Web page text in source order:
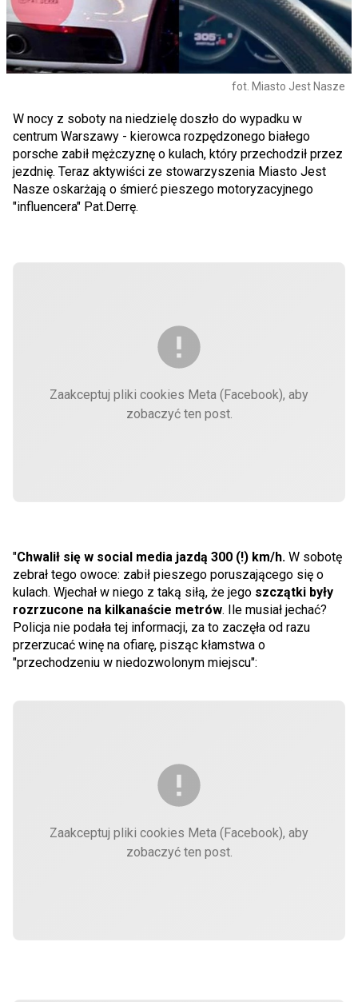
fot. Miasto Jest Nasze
W nocy z soboty na niedzielę doszło do wypadku w
centrum Warszawy - kierowca rozpędzonego białego
porsche zabił mężczyznę o kulach, który przechodził przez
jezdnię. Teraz aktywiści ze stowarzyszenia Miasto Jest
Nasze oskarżają o śmierć pieszego motoryzacyjnego
"influencera" Pat.Derrę.
Zaakceptuj pliki cookies Meta (Facebook), aby
zobaczyć ten post.
"Chwalił się w social media jazdą 300 (!) km/h. W sobotę
zebrał tego owoce: zabił pieszego poruszającego się o
kulach. Wjechał w niego z taką siłą, że jego szczątki były
rozrzucone na kilkanaście metrów. Ile musiał jechać?
Policja nie podała tej informacji, za to zaczęła od razu
przerzucać winę na ofiarę, pisząc kłamstwa o
"przechodzeniu w niedozwolonym miejscu":
Zaakceptuj pliki cookies Meta (Facebook), aby
zobaczyć ten post.